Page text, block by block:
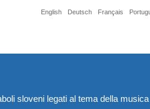
English Deutsch Français
sloveni legati al tema della